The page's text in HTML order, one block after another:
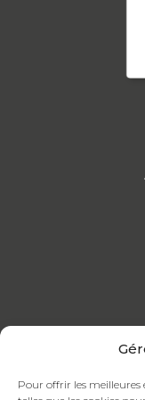
Pour offrir les meilleures